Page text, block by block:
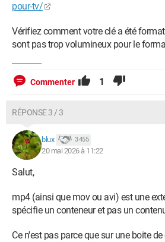
pour-tv/
Vérifiez comment votre clé a été
sont pas trop volumineux pour le
Commenter 1
RÉPONSE 3 / 3
blux 3 455
20 mai 2026 à 11:22
Salut,
mp4 (ainsi que mov ou avi) est une
spécifie un conteneur et pas un
Ce n'est pas parce que sur une boite